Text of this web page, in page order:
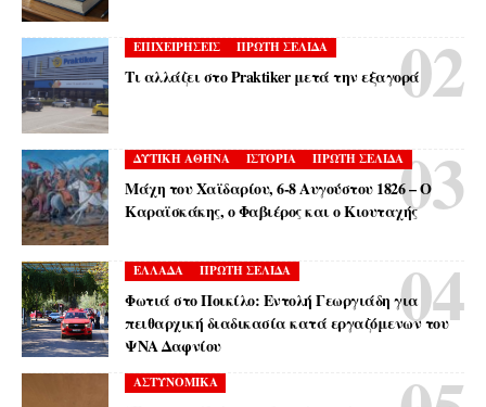
ΕΠΙΧΕΙΡΗΣΕΙΣ ΠΡΩΤΗ ΣΕΛΙΔΑ
Τι αλλάζει στο Praktiker μετά την εξαγορά
ΔΥΤΙΚΗ ΑΘΗΝΑ ΙΣΤΟΡΙΑ ΠΡΩΤΗ ΣΕΛΙΔΑ
Μάχη του Χαϊδαρίου, 6-8 Αυγούστου 1826 – Ο
Καραϊσκάκης, ο Φαβιέρος και ο Κιουταχής
ΕΛΛΑΔΑ ΠΡΩΤΗ ΣΕΛΙΔΑ
Φωτιά στο Ποικίλο: Εντολή Γεωργιάδη για
πειθαρχική διαδικασία κατά εργαζόμενων του
ΨΝΑ Δαφνίου
ΑΣΤΥΝΟΜΙΚΑ